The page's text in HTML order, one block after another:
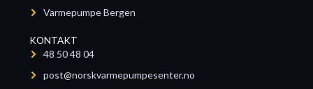
Varmepumpe Bergen
KONTAKT
48 50 48 04
post@norskvarmepumpesenter.no